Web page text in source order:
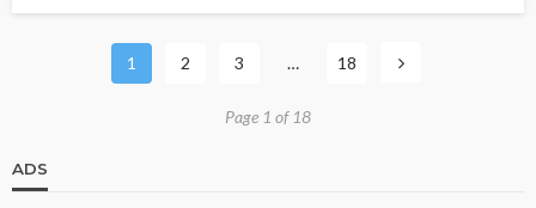
1 2 3 … 18
Page 1 of 18
ADS